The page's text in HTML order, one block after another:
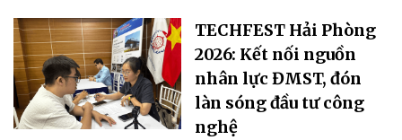
TECHFEST Hải Phòng
2026: Kết nối nguồn
nhân lực ĐMST, đón
làn sóng đầu tư công
nghệ